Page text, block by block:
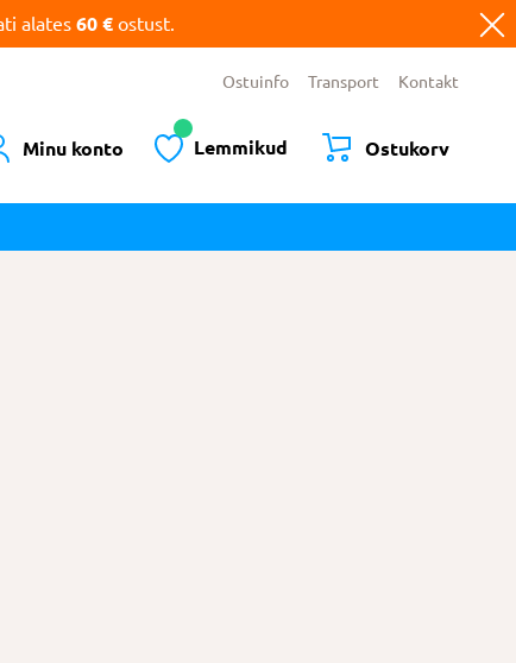
alates 60 € ostust.
Ostuinfo Transport Kontakt
Minu konto Lemmikud Ostukorv